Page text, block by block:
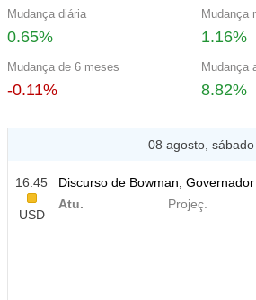
Mudança diária
0.65%
Mudança
1.16%
Mudança de 6 meses
-0.11%
Mudança
8.82%
08 agosto, sábado
16:45
USD
Discurso de Bowman,
Atu.
Projeç.